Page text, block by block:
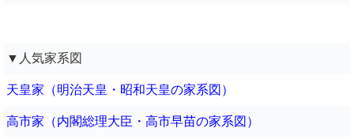
▼人気家系図
天皇家（明治天皇・昭和天皇の家系図）
高市家（内閣総理大臣・高市早苗の家系図）